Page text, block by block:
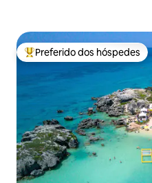
Entre os melhores
Preferido dos hóspedes